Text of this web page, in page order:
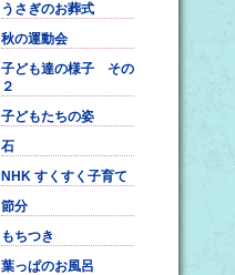
うさぎのお葬式
秋の運動会
子ども達の様子 その
２
子どもたちの姿
石
NHK すくすく子育て
節分
もちつき
葉っぱのお風呂